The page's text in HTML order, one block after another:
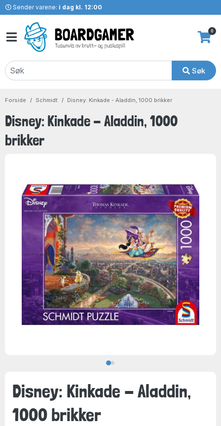
Sender varene: i dag kl. 12:00
Søk
0
Forside Schmidt Disney: Kinkade - Aladdin, 1000 brikker
Disney: Kinkade - Aladdin, 1000
brikker
Disney: Kinkade - Aladdin,
1000 brikker